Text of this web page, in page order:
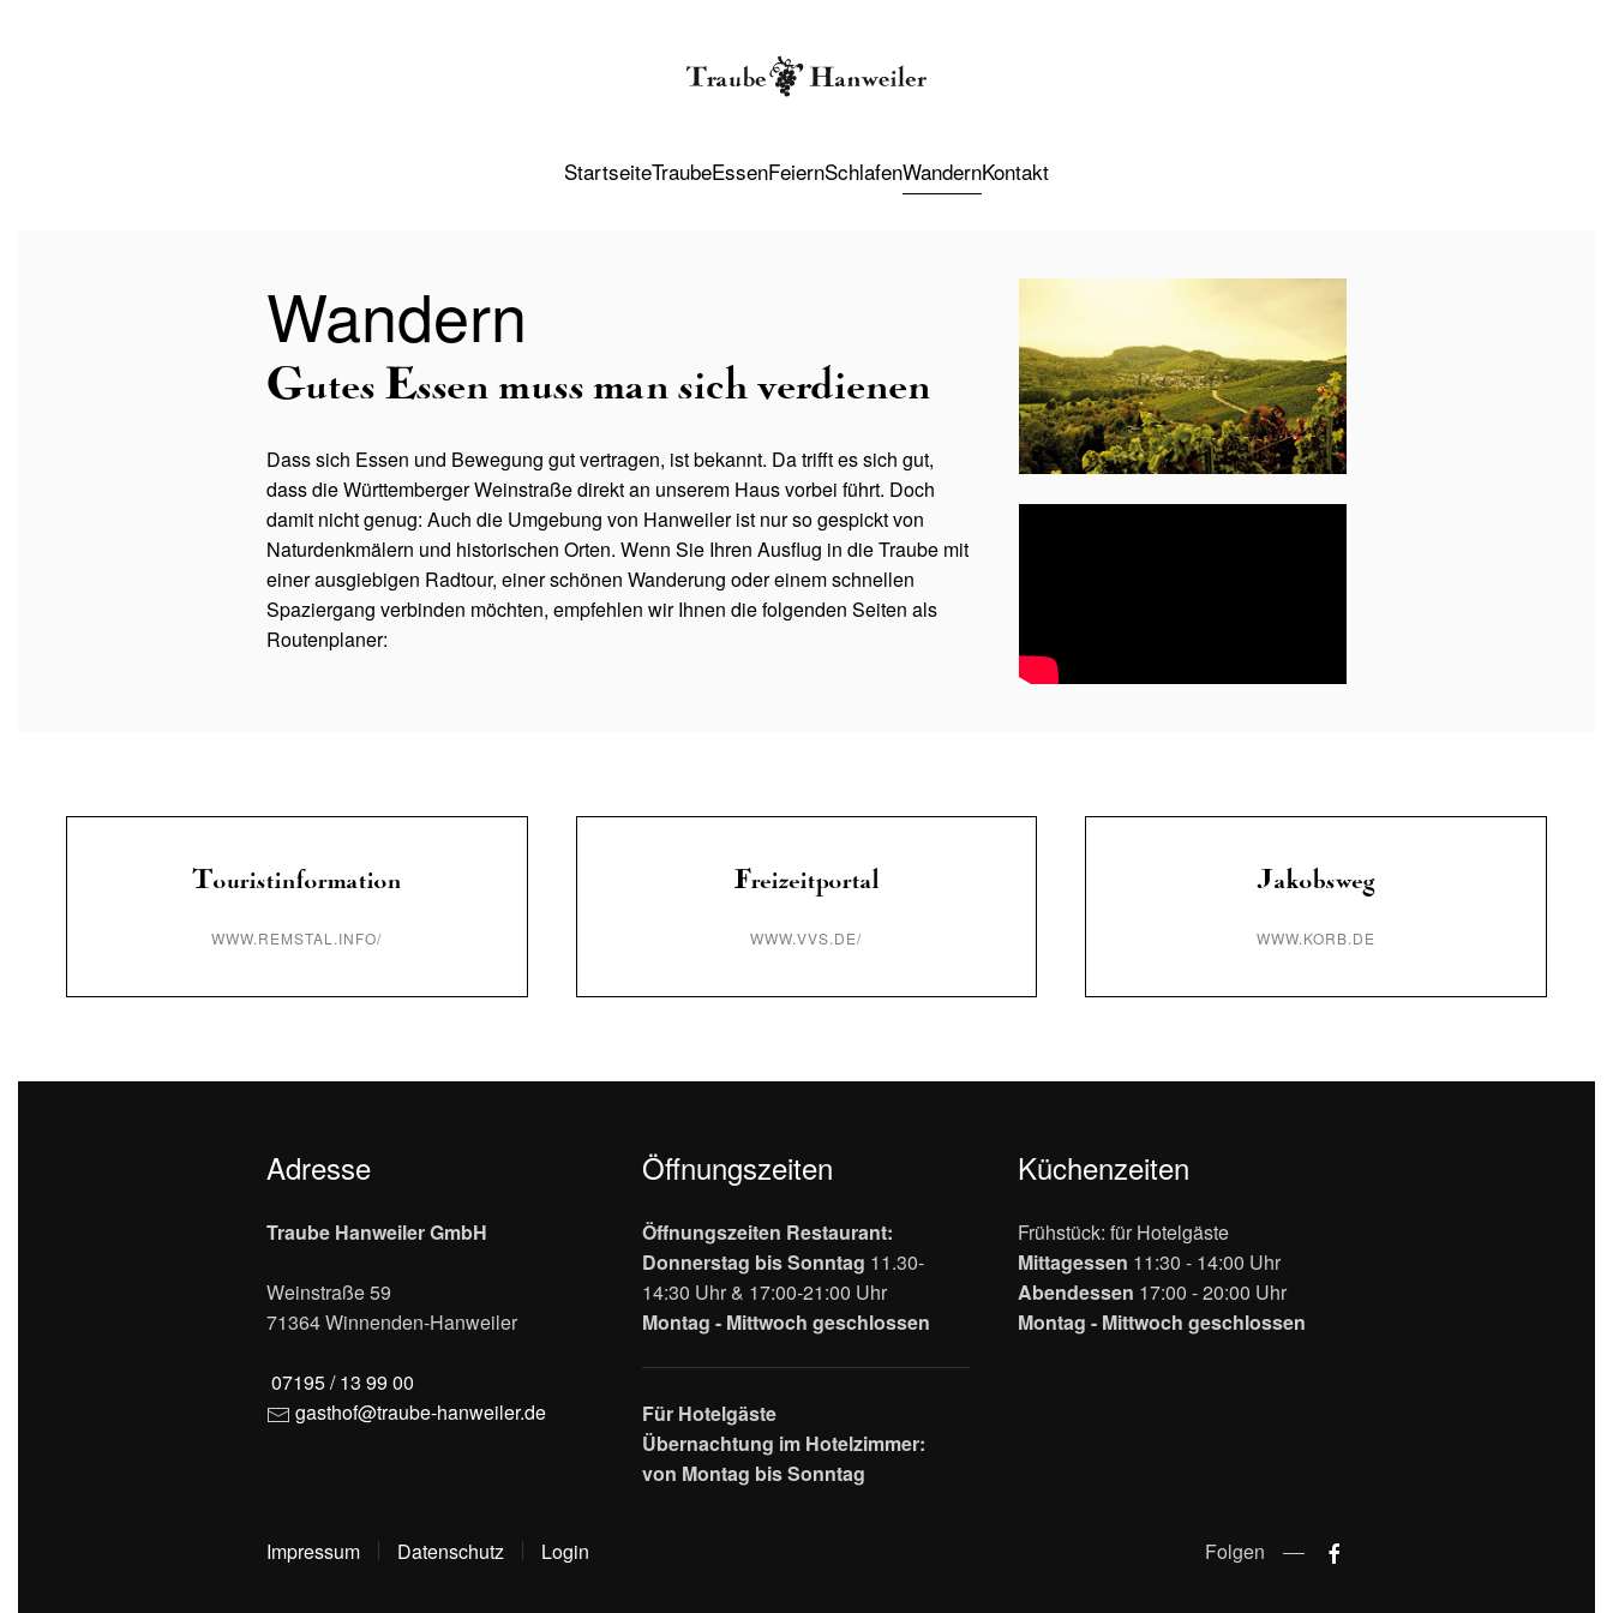
StartseiteTraubeEssenFeiernSchlafenWandernKontakt
Wandern
Gutes Essen muss man sich verdienen
Dass sich Essen und Bewegung gut vertragen, ist bekannt. Da trifft es sich gut,
dass die Württemberger Weinstraße direkt an unserem Haus vorbei führt. Doch
damit nicht genug: Auch die Umgebung von Hanweiler ist nur so gespickt von
Naturdenkmälern und historischen Orten. Wenn Sie Ihren Ausflug in die Traube mit
einer ausgiebigen Radtour, einer schönen Wanderung oder einem schnellen
Spaziergang verbinden möchten, empfehlen wir Ihnen die folgenden Seiten als
Routenplaner:
Touristinformation
WWW.REMSTAL.INFO/
Freizeitportal
WWW.VVS.DE/
Jakobsweg
WWW.KORB.DE
Adresse
Traube Hanweiler GmbH
Weinstraße 59
71364 Winnenden-Hanweiler
07195 / 13 99 00
gasthof@traube-hanweiler.de
Öffnungszeiten
Öffnungszeiten Restaurant:
Donnerstag bis Sonntag 11.30-
14:30 Uhr & 17:00-21:00 Uhr
Montag - Mittwoch geschlossen
Für Hotelgäste
Übernachtung im Hotelzimmer:
von Montag bis Sonntag
Küchenzeiten
Frühstück: für Hotelgäste
Mittagessen 11:30 - 14:00 Uhr
Abendessen 17:00 - 20:00 Uhr
Montag - Mittwoch geschlossen
Impressum Datenschutz Login Folgen